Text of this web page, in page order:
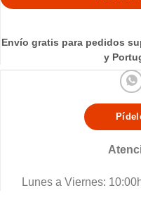
Envío gratis para pedidos
y
Lunes a Viernes: